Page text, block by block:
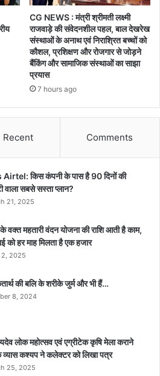
CG NEWS : मंत्री श्रीमती लक्ष्मी
राजवाड़े की संवेदनशील पहल, बाल देखरेख
संस्थाओं के अनाथ एवं निराश्रित बच्चों को
कौशल, प्रशिक्षण और रोजगार से जोड़ने
बैंकिंग और सामाजिक संस्थाओं का साझा
प्रयास
7 hours ago
Recent Comments
किस कंपनी के पास है 90 दिनों की
वाला सबसे सस्ता प्लान?
21, 2025
महतारी वंदन योजना की राशि आती है काम,
को हर माह मिलता है एक हजार
2025
की बलि के शरीके जुर्म और भी हैं…
8, 2024
लोक महोत्सव एवं एग्रीटेक कृषि मेला कराने
व्यास कश्यप ने कलेक्टर को लिखा पत्र
25, 2025